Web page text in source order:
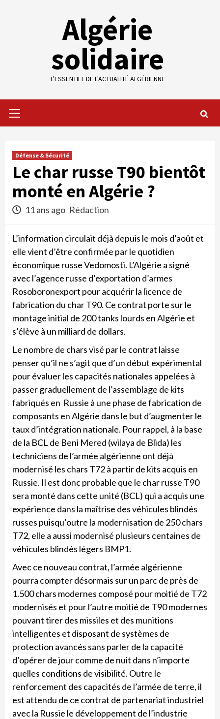
Algérie
solidaire
L'ESSENTIEL DE L'ACTUALITÉ ALGÉRIENNE
Menu
Défense & Sécurité
Le char russe T90 bientôt
monté en Algérie ?
11 ans ago Rédaction
L’information circulait déjà depuis le mois d’août et
elle vient d’être confirmée par le quotidien
économique russe Vedomosti. L’Algérie a signé
avec l’agence russe d’exportation d’armes
Rosoboronexport pour acquérir la licence de
fabrication du char T90. Ce contrat porte sur le
montage initial de 200 tanks lourds en Algérie et
s’élève à un milliard de dollars.
Le nombre de chars visé par le contrat laisse
penser qu’il ne s’agit que d’un début expérimental
pour évaluer les capacités nationales appelées à
passer graduellement de l’assemblage de kits
fabriqués en Russie à une phase de fabrication de
composants en Algérie dans le but d’augmenter le
taux d’intégration nationale. Pour rappel, à la base
de la BCL de Beni Mered (wilaya de Blida) les
techniciens de l’armée algérienne ont déjà
modernisé les chars T72 à partir de kits acquis en
Russie. Il est donc probable que le char russe T90
sera monté dans cette unité (BCL) qui a acquis une
expérience dans la maîtrise des véhicules blindés
russes puisqu’outre la modernisation de 250 chars
T72, elle a aussi modernisé plusieurs centaines de
véhicules blindés légers BMP1.
Avec ce nouveau contrat, l’armée algérienne
pourra compter désormais sur un parc de près de
1.500 chars modernes composé pour moitié de T72
modernisés et pour l’autre moitié de T90 modernes
pouvant tirer des missiles et des munitions
intelligentes et disposant de systèmes de
protection avancés sans parler de la capacité
d’opérer de jour comme de nuit dans n’importe
quelles conditions de visibilité. Outre le
renforcement des capacités de l’armée de terre, il
est attendu de ce contrat de partenariat industriel
avec la Russie le développement de l’industrie